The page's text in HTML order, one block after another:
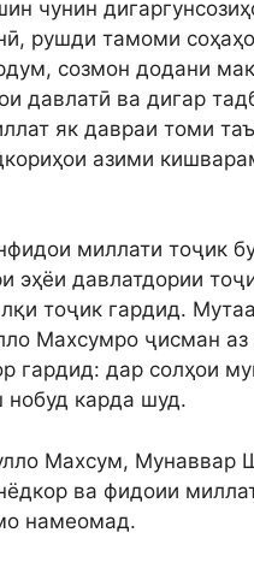
чунин
рушди тамоми
созмон додани
давлатӣ ва дигар
як давраи томи
азими
миллати тоҷик
эҳёи давлатдории
тоҷик гардид.
Махсумро ҷисман
гардид: дар солҳои
нобуд карда шуд.
Махсум, Мунаввар
ва фидоии
намеомад.